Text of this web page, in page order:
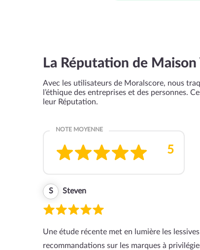
La Réputation de
Avec les utilisateurs de Moralscore, nous
l’éthique des entreprises et des personnes.
leur Réputation.
S Steven
Une étude récente met en lumière les
recommandations sur les marques à